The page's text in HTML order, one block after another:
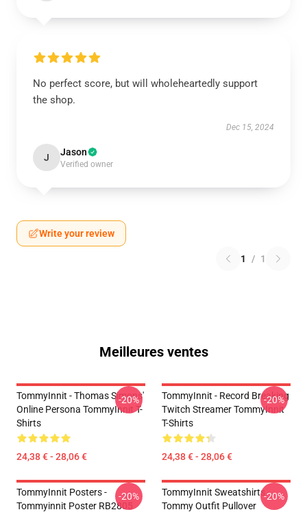
No perfect score, but will wholeheartedly support
the shop.
Dec 15, 2024
J Jason
Verified owner
Write your review
1 / 1
Meilleures ventes
TommyInnit - Thomas Simons'
Online Persona TommyInnit T-
Shirts
24,38 € - 28,06 €
-20%
TommyInnit - Record Breaking
Twitch Streamer TommyInnit
T-Shirts
24,38 € - 28,06 €
-20%
TommyInnit Posters -
Tommyinnit Poster RB2805
-20%
TommyInnit Sweatshirts -
Tommy Outfit Pullover
-20%